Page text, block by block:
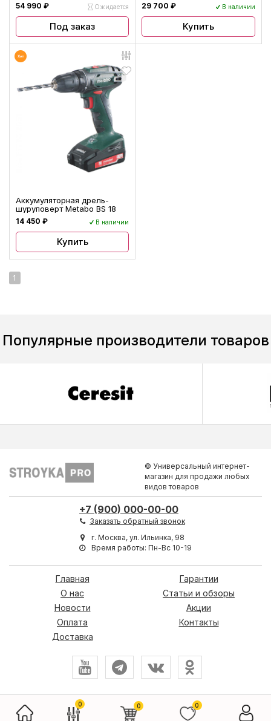
54 990 ₽ Ожидается
Под заказ
29 700 ₽ В наличии
Купить
Аккумуляторная дрель-
шуруповерт Metabo BS 18
14 450 ₽ В наличии
Купить
1
Популярные производители товаров
© Универсальный интернет-
магазин для продажи любых
видов товаров
+7 (900) 000-00-00
Заказать обратный звонок
г. Москва, ул. Ильинка, 98
Время работы: Пн-Вс 10-19
Главная
О нас
Новости
Оплата
Доставка
Гарантии
Статьи и обзоры
Акции
Контакты
0
0 0